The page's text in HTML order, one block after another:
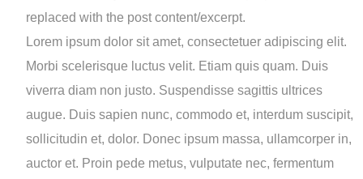
replaced with the post content/excerpt.
Lorem ipsum dolor sit amet, consectetuer adipiscing elit.
Morbi scelerisque luctus velit. Etiam quis quam. Duis
viverra diam non justo. Suspendisse sagittis ultrices
augue. Duis sapien nunc, commodo et, interdum suscipit,
sollicitudin et, dolor. Donec ipsum massa, ullamcorper in,
auctor et. Proin pede metus, vulputate nec, fermentum